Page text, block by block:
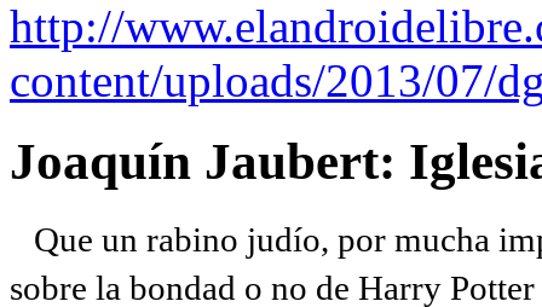
http://
content/uploads/2013/07/
Joaquín Jaubert:
Que un rabino judío, por mucha
sobre la bondad o no de Harry